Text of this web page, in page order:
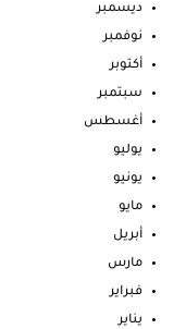
ديسمبر
نوفمبر
أكتوبر
سبتمبر
أغسطس
يوليو
يونيو
مايو
أبريل
مارس
فبراير
يناير